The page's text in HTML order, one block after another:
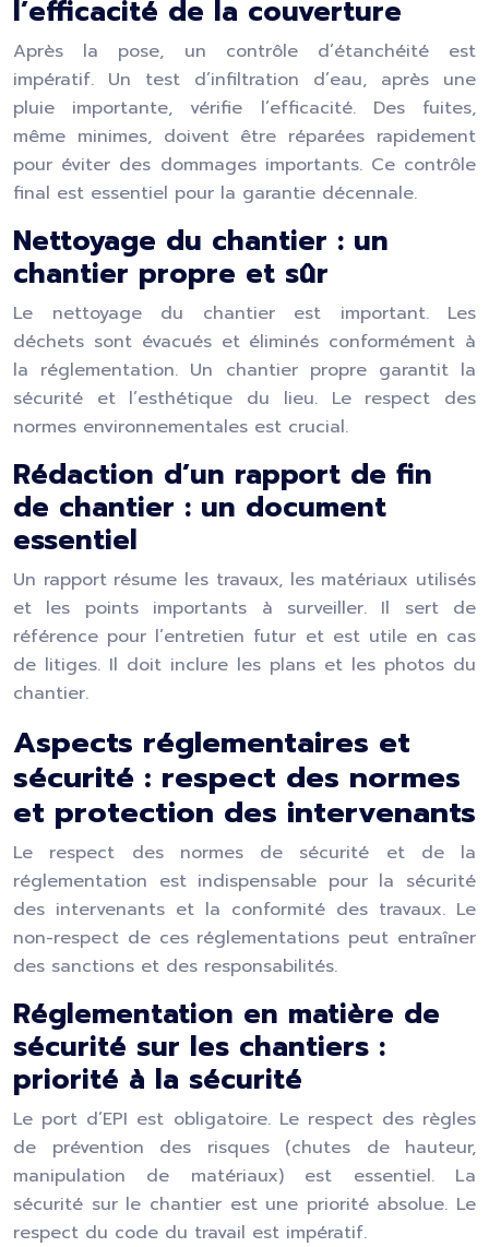
l’efficacité de la couverture
Après la pose, un contrôle d’étanchéité est
impératif. Un test d’infiltration d’eau, après une
pluie importante, vérifie l’efficacité. Des fuites,
même minimes, doivent être réparées rapidement
pour éviter des dommages importants. Ce contrôle
final est essentiel pour la garantie décennale.
Nettoyage du chantier : un
chantier propre et sûr
Le nettoyage du chantier est important. Les
déchets sont évacués et éliminés conformément à
la réglementation. Un chantier propre garantit la
sécurité et l’esthétique du lieu. Le respect des
normes environnementales est crucial.
Rédaction d’un rapport de fin
de chantier : un document
essentiel
Un rapport résume les travaux, les matériaux utilisés
et les points importants à surveiller. Il sert de
référence pour l’entretien futur et est utile en cas
de litiges. Il doit inclure les plans et les photos du
chantier.
Aspects réglementaires et
sécurité : respect des normes
et protection des intervenants
Le respect des normes de sécurité et de la
réglementation est indispensable pour la sécurité
des intervenants et la conformité des travaux. Le
non-respect de ces réglementations peut entraîner
des sanctions et des responsabilités.
Réglementation en matière de
sécurité sur les chantiers :
priorité à la sécurité
Le port d’EPI est obligatoire. Le respect des règles
de prévention des risques (chutes de hauteur,
manipulation de matériaux) est essentiel. La
sécurité sur le chantier est une priorité absolue. Le
respect du code du travail est impératif.